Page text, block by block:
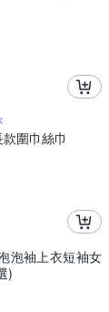
圍巾絲巾
泡袖上衣短袖女
)